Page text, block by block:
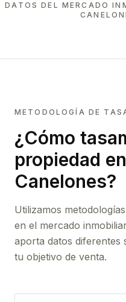
DATOS DEL MERCADO
METODOLOGÍA DE
¿Cómo
propiedad
Canelones?
Utilizamos
en el mercado
aporta datos diferentes
tu objetivo de venta.